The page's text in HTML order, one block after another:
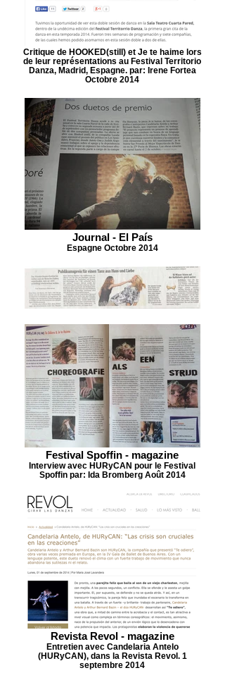
Critique de HOOKED(still) et Je te haime lors
de leur représentations au Festival Territorio
Danza, Madrid, Espagne. par: Irene Fortea
Octobre 2014
Journal - El País
Espagne Octobre 2014
Festival Spoffin - magazine
Interview avec HURyCAN pour le Festival
Spoffin par: Ida Bromberg Août 2014
Revista Revol - magazine
Entretien avec Candelaria Antelo
(HURyCAN), dans la Revista Revol. 1
septembre 2014